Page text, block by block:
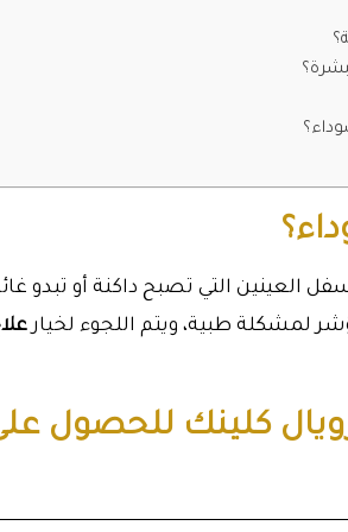
العينين التي تصبح داكنة أو تبدو
لمشكلة طبية، ويتم اللجوء لخيار
رويال كلينك للحصول